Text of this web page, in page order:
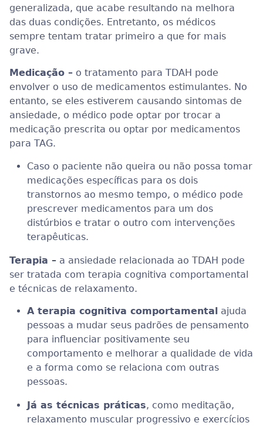
generalizada, que acabe resultando na melhora
das duas condições. Entretanto, os médicos
sempre tentam tratar primeiro a que for mais
grave.
Medicação – o tratamento para TDAH pode
envolver o uso de medicamentos estimulantes. No
entanto, se eles estiverem causando sintomas de
ansiedade, o médico pode optar por trocar a
medicação prescrita ou optar por medicamentos
para TAG.
Caso o paciente não queira ou não possa tomar
medicações específicas para os dois
transtornos ao mesmo tempo, o médico pode
prescrever medicamentos para um dos
distúrbios e tratar o outro com intervenções
terapêuticas.
Terapia – a ansiedade relacionada ao TDAH pode
ser tratada com terapia cognitiva comportamental
e técnicas de relaxamento.
A terapia cognitiva comportamental ajuda
pessoas a mudar seus padrões de pensamento
para influenciar positivamente seu
comportamento e melhorar a qualidade de vida
e a forma como se relaciona com outras
pessoas.
Já as técnicas práticas, como meditação,
relaxamento muscular progressivo e exercícios